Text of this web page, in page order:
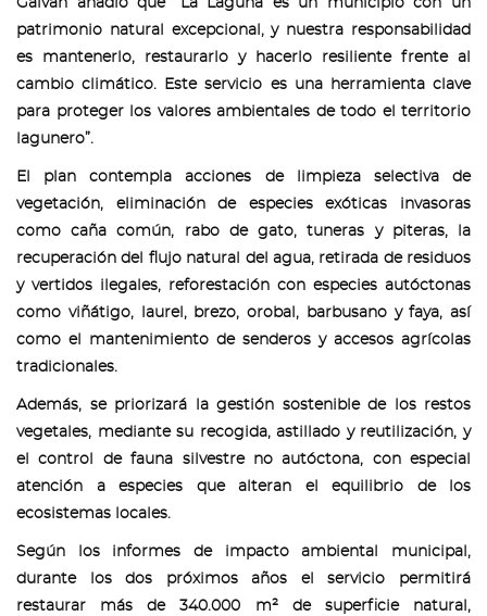
Galván añadió que “La Laguna es un municipio con un
patrimonio natural excepcional, y nuestra responsabilidad
es mantenerlo, restaurarlo y hacerlo resiliente frente al
cambio climático. Este servicio es una herramienta clave
para proteger los valores ambientales de todo el territorio
lagunero”.
El plan contempla acciones de limpieza selectiva de
vegetación, eliminación de especies exóticas invasoras
como caña común, rabo de gato, tuneras y piteras, la
recuperación del flujo natural del agua, retirada de residuos
y vertidos ilegales, reforestación con especies autóctonas
como viñátigo, laurel, brezo, orobal, barbusano y faya, así
como el mantenimiento de senderos y accesos agrícolas
tradicionales.
Además, se priorizará la gestión sostenible de los restos
vegetales, mediante su recogida, astillado y reutilización, y
el control de fauna silvestre no autóctona, con especial
atención a especies que alteran el equilibrio de los
ecosistemas locales.
Según los informes de impacto ambiental municipal,
durante los dos próximos años el servicio permitirá
restaurar más de 340.000 m² de superficie natural,